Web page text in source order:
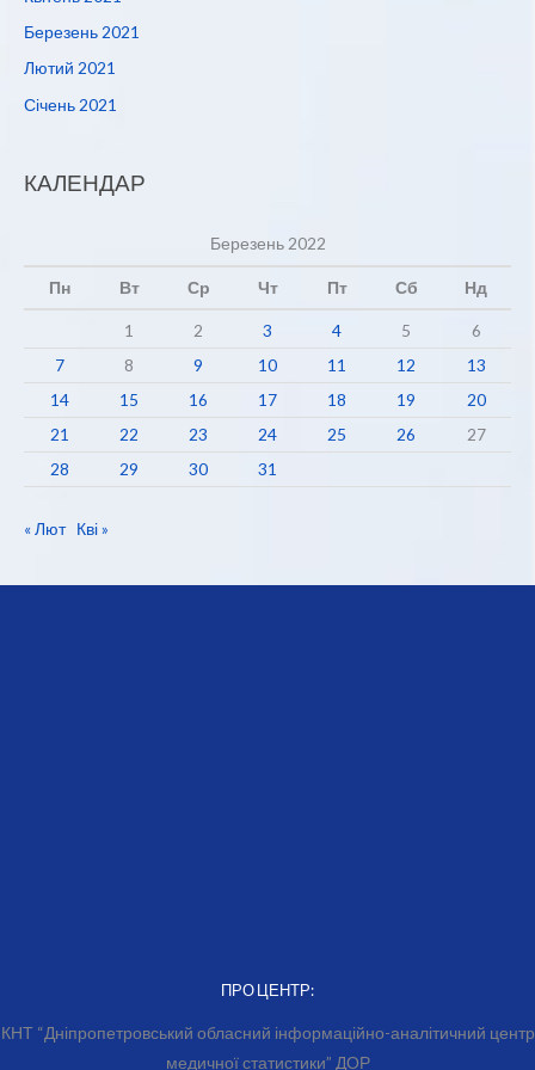
Березень 2021
Лютий 2021
Січень 2021
КАЛЕНДАР
Березень 2022
Пн Вт Ср Чт Пт Сб Нд
1 2 3 4 5
6
7
8 9 10 11 12
13
14
15 16 17 18 19
20
21
22 23 24 25 26
27
28
29 30 31
« Лют Кві »
ПРО ЦЕНТР:
КНТ “Дніпропетровський обласний інформаційно-аналітичний центр
медичної статистики” ДОР